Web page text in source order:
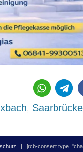
,
| [rcb-consent